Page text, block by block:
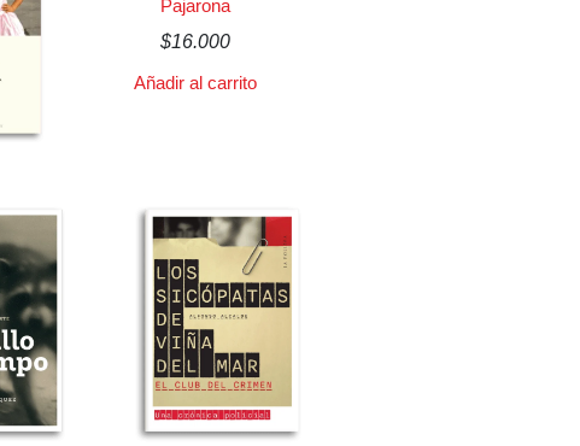
Pajarona
$16.000
Añadir al carrito